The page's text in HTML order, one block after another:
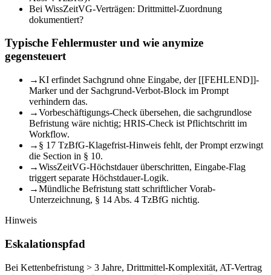
Bei WissZeitVG-Verträgen: Drittmittel-Zuordnung
dokumentiert?
Typische Fehlermuster und wie anymize
gegensteuert
→KI erfindet Sachgrund ohne Eingabe, der [[FEHLEND]]-
Marker und der Sachgrund-Verbot-Block im Prompt
verhindern das.
→Vorbeschäftigungs-Check übersehen, die sachgrundlose
Befristung wäre nichtig; HRIS-Check ist Pflichtschritt im
Workflow.
→ § 17 TzBfG-Klagefrist-Hinweis fehlt, der Prompt erzwingt
die Section in § 10.
→WissZeitVG-Höchstdauer überschritten, Eingabe-Flag
triggert separate Höchstdauer-Logik.
→Mündliche Befristung statt schriftlicher Vorab-
Unterzeichnung, § 14 Abs. 4 TzBfG nichtig.
Hinweis
Eskalationspfad
Bei Kettenbefristung > 3 Jahre, Drittmittel-Komplexität, AT-Vertrag